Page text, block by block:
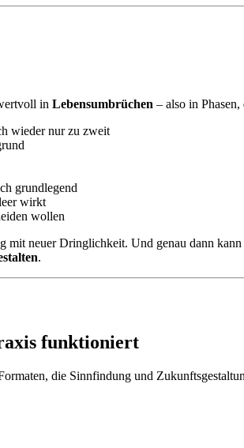
in Lebensumbrüchen – also in
wieder nur zu zweit
grundlegend
wirkt
wollen
neuer Dringlichkeit. Und genau dann
.
funktioniert
die Sinnfindung und